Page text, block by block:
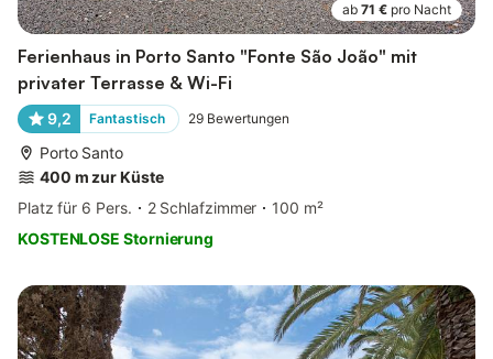
ab 71 € pro Nacht
Ferienhaus in Porto Santo "Fonte São João" mit
privater Terrasse & Wi-Fi
9,2 Fantastisch 29 Bewertungen
Porto Santo
400 m zur Küste
Platz für 6 Pers.
2 Schlafzimmer
100 m²
KOSTENLOSE Stornierung